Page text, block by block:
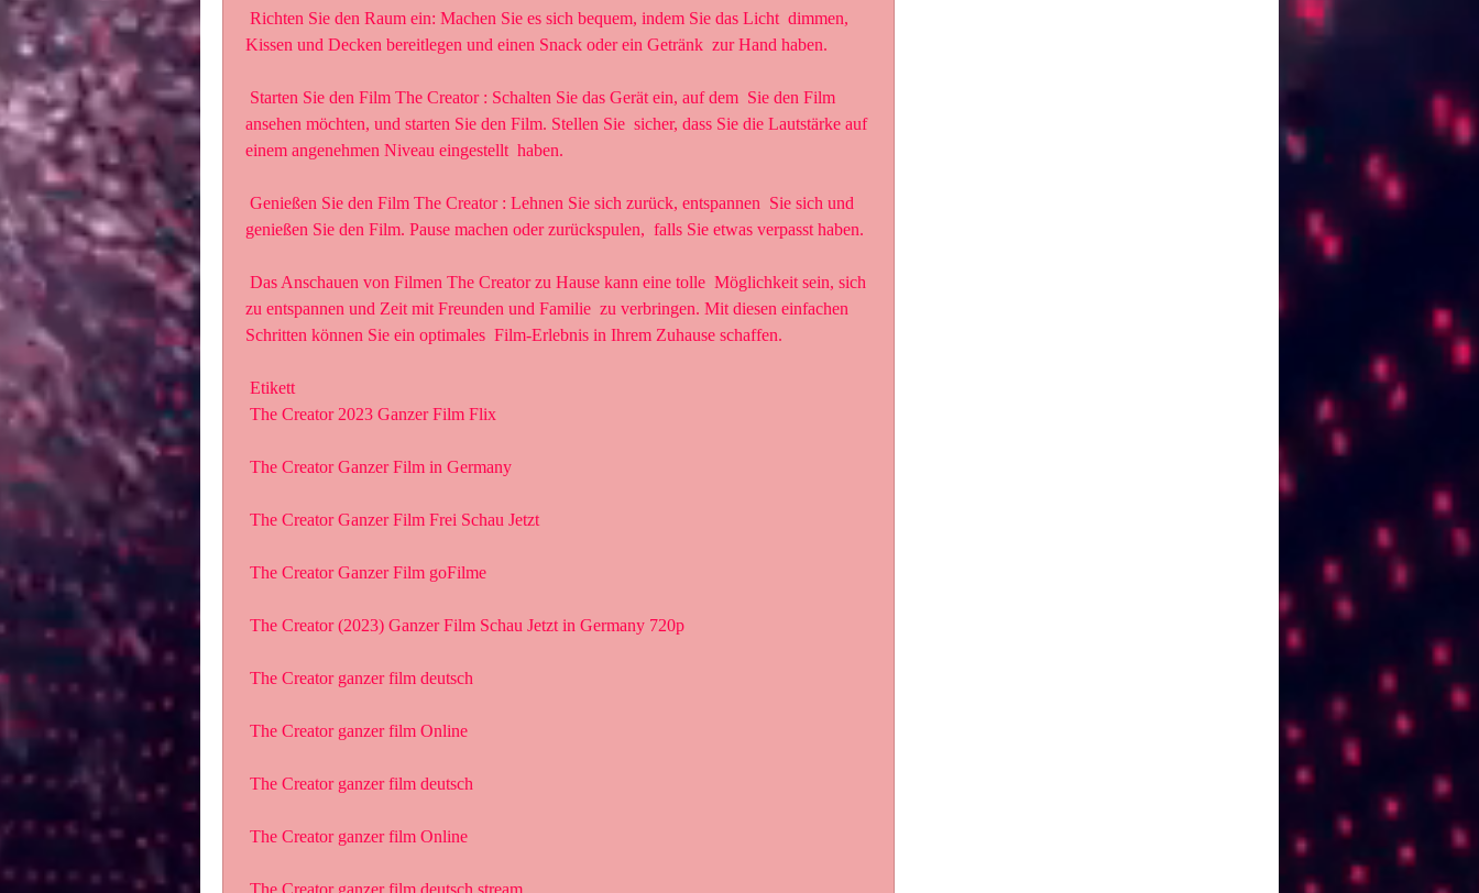
Kissen und Decken bereitlegen und einen Snack oder ein Getränk  zur Hand haben.
ansehen möchten, und starten Sie den Film. Stellen Sie  sicher, dass Sie die Lautstärke auf
einem angenehmen Niveau eingestellt  haben.
genießen Sie den Film. Pause machen oder zurückspulen,  falls Sie etwas verpasst haben.
zu entspannen und Zeit mit Freunden und Familie  zu verbringen. Mit diesen einfachen
Schritten können Sie ein optimales  Film-Erlebnis in Ihrem Zuhause schaffen.
Etikett
The Creator 2023 Ganzer Film Flix
The Creator Ganzer Film in Germany
The Creator Ganzer Film Frei Schau Jetzt
The Creator Ganzer Film goFilme
The Creator (2023) Ganzer Film Schau Jetzt in Germany 720p
The Creator ganzer film deutsch
The Creator ganzer film Online
The Creator ganzer film deutsch
The Creator ganzer film Online
The Creator ganzer film deutsch stream